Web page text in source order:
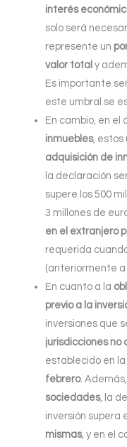
interés
solo será
represente un
valor total y
Es importante
este umbral se
En cambio, en el
inmuebles, estos
adquisición de
la declaración
supere los 500
3 millones de
en el extranjero
requerida
(anteriormente a
En cuanto a la
previo a la
inversiones que
jurisdicciones no
establecido en la
febrero.
sociedades, la
inversión supera
mismas, y en el